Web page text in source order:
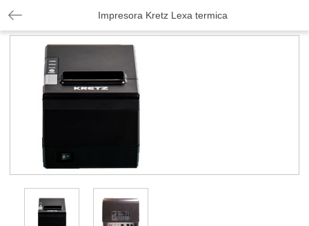
Impresora Kretz Lexa termica